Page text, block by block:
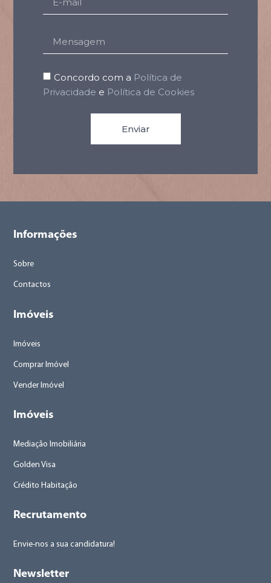
Concordo com a Política de
Privacidade e Política de Cookies
Enviar
Informações
Sobre
Contactos
Imóveis
Imóveis
Comprar Imóvel
Vender Imóvel
Imóveis
Mediação Imobiliária
Golden Visa
Crédito Habitação
Recrutamento
Envie-nos a sua candidatura!
Newsletter